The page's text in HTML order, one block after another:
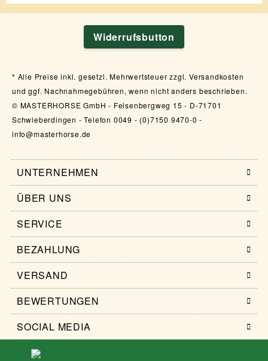
Widerrufsbutton
Alle Preise inkl. gesetzl. Mehrwertsteuer zzgl. Versandkosten
und ggf. Nachnahmegebühren, wenn nicht anders beschrieben.
© MASTERHORSE GmbH - Felsenbergweg 15 - D-71701
Schwieberdingen - Telefon 0049 - (0)7150 9470-0 -
info@masterhorse.de
UNTERNEHMEN
ÜBER UNS
SERVICE
BEZAHLUNG
VERSAND
BEWERTUNGEN
SOCIAL MEDIA